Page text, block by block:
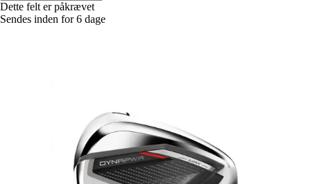
Dette felt er påkrævet
Sendes inden for 6 dage